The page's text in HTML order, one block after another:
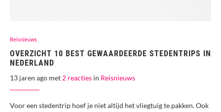
Reisnieuws
OVERZICHT 10 BEST GEWAARDEERDE STEDENTRIPS IN
NEDERLAND
13 jaren ago met 2 reacties in Reisnieuws
Voor een stedentrip hoef je niet altijd het vliegtuig te pakken. Ook